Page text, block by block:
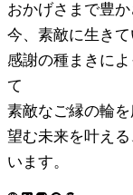
おかげさまで豊
今、素敵に生き
感謝の種まきに
て
素敵なご縁の輪を
望む未来を叶え
います。